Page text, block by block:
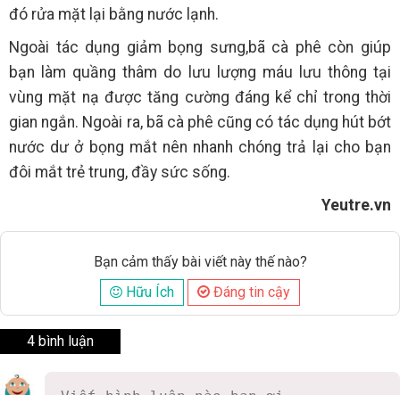
đó rửa mặt lại bằng nước lạnh.
Ngoài tác dụng giảm bọng sưng,bã cà phê còn giúp
bạn làm quầng thâm do lưu lượng máu lưu thông tại
vùng mặt nạ được tăng cường đáng kể chỉ trong thời
gian ngắn. Ngoài ra, bã cà phê cũng có tác dụng hút bớt
nước dư ở bọng mắt nên nhanh chóng trả lại cho bạn
đôi mắt trẻ trung, đầy sức sống.
Yeutre.vn
Bạn cảm thấy bài viết này thế nào?
Hữu Ích
Đáng tin cậy
4 bình luận